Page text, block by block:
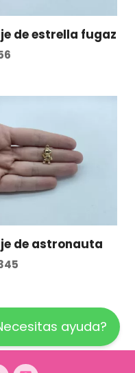
de estrella fugaz
de astronauta
ayuda?